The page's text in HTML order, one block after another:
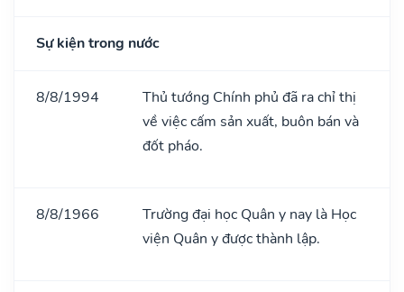
Sự kiện trong nước
8/8/1994
Thủ tướng Chính phủ đã ra chỉ thị
về việc cấm sản xuất, buôn bán và
đốt pháo.
8/8/1966
Trường đại học Quân y nay là Học
viện Quân y được thành lập.